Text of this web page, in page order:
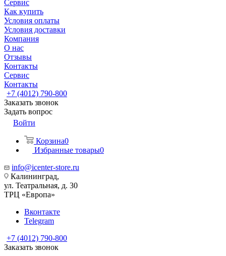
Сервис
Как купить
Условия оплаты
Условия доставки
Компания
О нас
Отзывы
Контакты
Сервис
Контакты
+7 (4012) 790-800
Заказать звонок
Задать вопрос
Войти
Корзина0
Избранные товары0
info@icenter-store.ru
Калининград,
ул. Театральная, д. 30
ТРЦ «Европа»
Вконтакте
Telegram
+7 (4012) 790-800
Заказать звонок